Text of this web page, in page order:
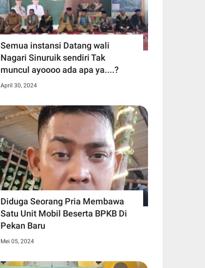
Semua instansi Datang wali
Nagari Sinuruik sendiri Tak
muncul ayoooo ada apa ya....?
April 30, 2024
Diduga Seorang Pria Membawa
Satu Unit Mobil Beserta BPKB Di
Pekan Baru
Mei 05, 2024